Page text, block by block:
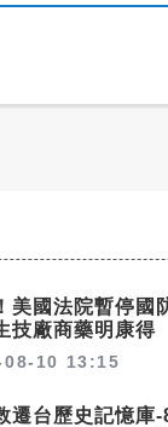
美國法院暫停國
技廠商藥明康得
08-10 13:15
遷台歷史記憶庫